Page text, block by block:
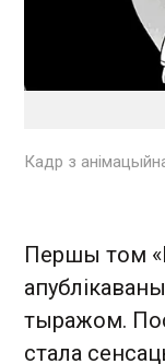
Кадр з
Першы том
тыражом.
стала